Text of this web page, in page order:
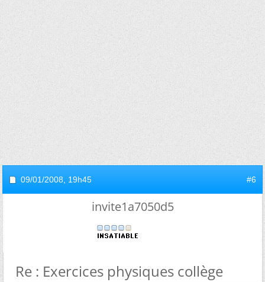
09/01/2008, 19h45 #6
invite1a7050d5
Re : Exercices physiques collège